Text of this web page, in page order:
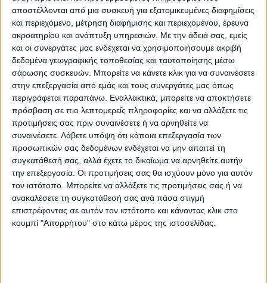
αποστέλλονται από μια συσκευή για εξατομικευμένες διαφημίσεις
και περιεχόμενο, μέτρηση διαφήμισης και περιεχομένου, έρευνα
ακροατηρίου και ανάπτυξη υπηρεσιών. Με την άδειά σας, εμείς
και οι συνεργάτες μας ενδέχεται να χρησιμοποιήσουμε ακριβή
δεδομένα γεωγραφικής τοποθεσίας και ταυτοποίησης μέσω
σάρωσης συσκευών. Μπορείτε να κάνετε κλικ για να συναινέσετε
στην επεξεργασία από εμάς και τους συνεργάτες μας όπως
περιγράφεται παραπάνω. Εναλλακτικά, μπορείτε να αποκτήσετε
πρόσβαση σε πιο λεπτομερείς πληροφορίες και να αλλάξετε τις
προτιμήσεις σας πριν συναινέσετε ή να αρνηθείτε να
συναινέσετε. Λάβετε υπόψη ότι κάποια επεξεργασία των
προσωπικών σας δεδομένων ενδέχεται να μην απαιτεί τη
συγκατάθεσή σας, αλλά έχετε το δικαίωμα να αρνηθείτε αυτήν
την επεξεργασία. Οι προτιμήσεις σας θα ισχύουν μόνο για αυτόν
τον ιστότοπο. Μπορείτε να αλλάξετε τις προτιμήσεις σας ή να
ανακαλέσετε τη συγκατάθεσή σας ανά πάσα στιγμή
επιστρέφοντας σε αυτόν τον ιστότοπο και κάνοντας κλικ στο
κουμπί "Απορρήτου" στο κάτω μέρος της ιστοσελίδας.
ΝΕΟΣ ΑΓΩΝ
https://neosagon.gr
Η Αρχαιότερη Καθημερινή Πρωινή Εφημερίδα της Καρδίτσας
ΠΑΡΟΜΟΙΑ ΑΡΘΡΑ